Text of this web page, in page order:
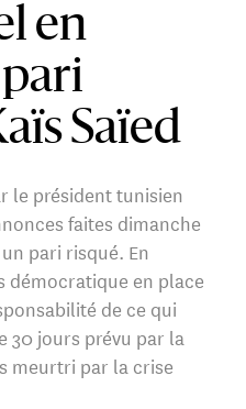
en
pari
Saïed
le président tunisien
faites dimanche
pari risqué. En
démocratique en place
de ce qui
30 jours prévu par la
meurtri par la crise